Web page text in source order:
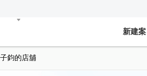
新建案
鈞的店舖